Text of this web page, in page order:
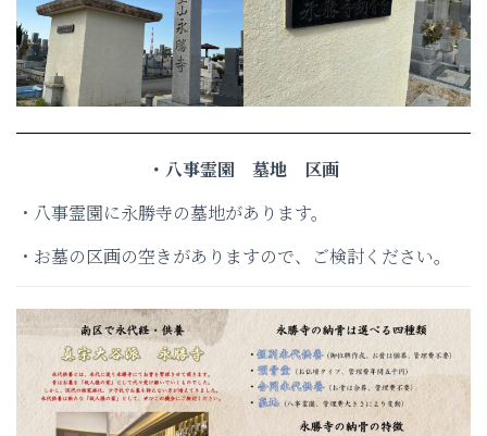
・八事霊園 墓地 区画
・八事霊園に永勝寺の墓地があります。
・お墓の区画の空きがありますので、ご検討ください。